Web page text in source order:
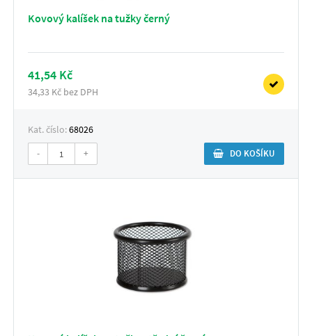
Kovový kalíšek na tužky černý
41,54 Kč
34,33 Kč bez DPH
Kat. číslo:68026
- + DO KOŠÍKU